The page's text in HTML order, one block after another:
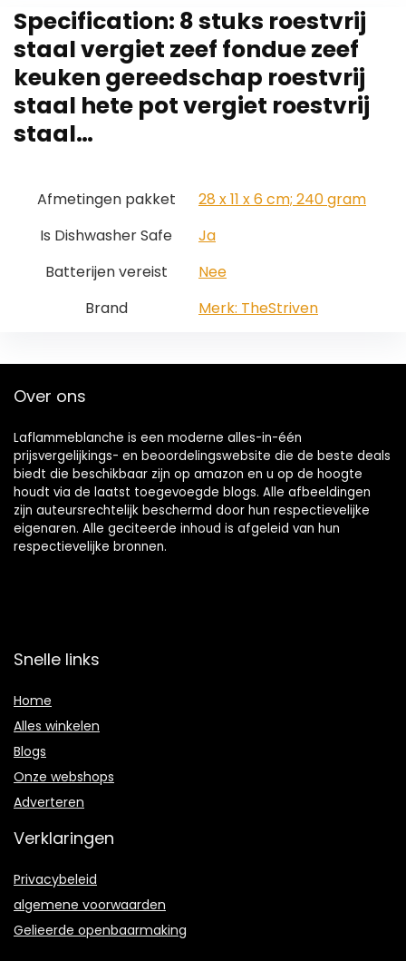
Specification: 8 stuks roestvrij
staal vergiet zeef fondue zeef
keuken gereedschap roestvrij
staal hete pot vergiet roestvrij
staal…
Afmetingen pakket
‎28 x 11 x 6 cm; 240 gram
Is Dishwasher Safe
‎Ja
Batterijen vereist
‎Nee
Brand
Merk: TheStriven
Over ons
Laflammeblanche is een moderne alles-in-één
prijsvergelijkings- en beoordelingswebsite die de beste deals
biedt die beschikbaar zijn op amazon en u op de hoogte
houdt via de laatst toegevoegde blogs. Alle afbeeldingen
zijn auteursrechtelijk beschermd door hun respectievelijke
eigenaren. Alle geciteerde inhoud is afgeleid van hun
respectievelijke bronnen.
Snelle links
Home
Alles winkelen
Blogs
Onze webshops
Adverteren
Verklaringen
Privacybeleid
algemene voorwaarden
Gelieerde openbaarmaking